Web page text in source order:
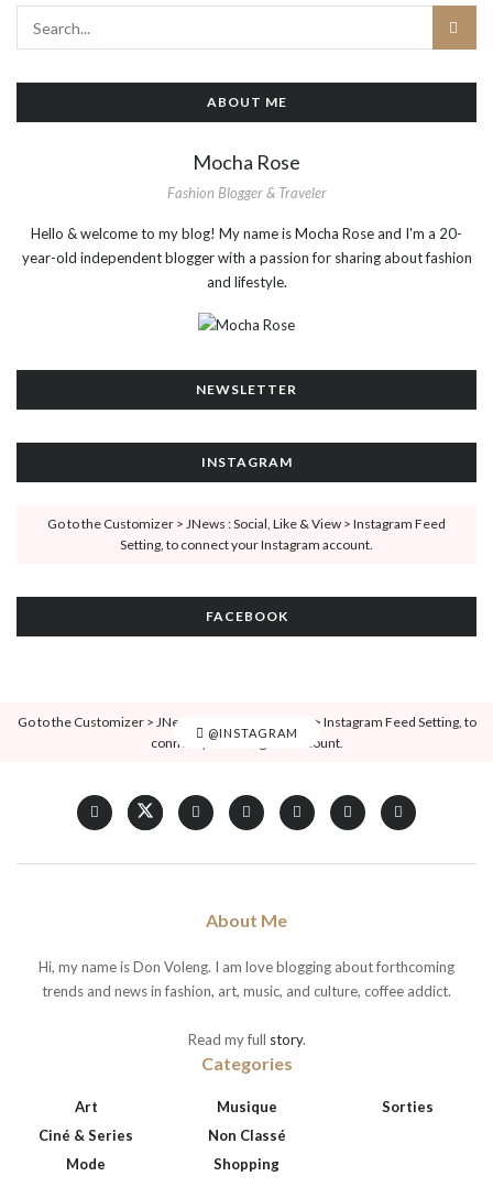
ABOUT ME
Mocha Rose
Fashion Blogger & Traveler
Hello & welcome to my blog! My name is Mocha Rose and I'm a 20-
year-old independent blogger with a passion for sharing about fashion
and lifestyle.
NEWSLETTER
INSTAGRAM
Go to the Customizer > JNews : Social, Like & View > Instagram Feed
Setting, to connect your Instagram account.
FACEBOOK
@INSTAGRAM
Go to the Customizer > JNews : Social, Like & View > Instagram Feed Setting, to
connect your Instagram account.
About Me
Hi, my name is Don Voleng. I am love blogging about forthcoming
trends and news in fashion, art, music, and culture, coffee addict.
Read my full story.
Categories
Art
Ciné & Series
Mode
Musique
Non Classé
Shopping
Sorties